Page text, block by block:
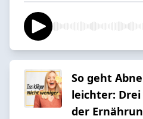
So geht
leichter:
der